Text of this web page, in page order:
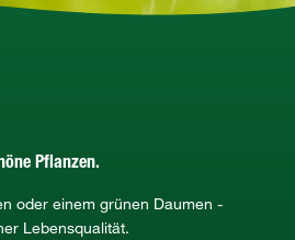
Pflanzen.
oder einem grünen Daumen -
Lebensqualität.